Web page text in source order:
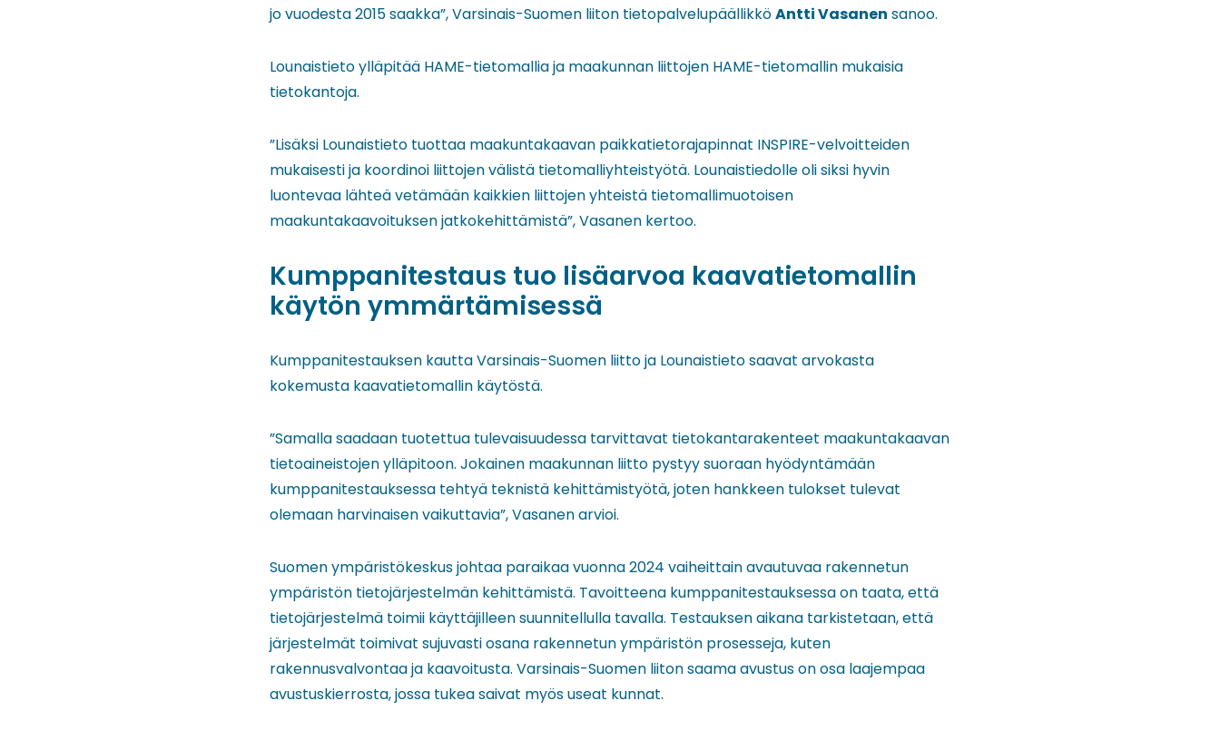
jo vuodesta 2015 saakka”, Varsinais-Suomen liiton tietopalvelupäällikköAntti Vasanen sanoo.
Lounaistieto ylläpitää HAME-tietomallia ja maakunnan liittojen HAME-tietomallin mukaisia
tietokantoja.
”Lisäksi Lounaistieto tuottaa maakuntakaavan paikkatietorajapinnat INSPIRE-velvoitteiden
mukaisesti ja koordinoi liittojen välistä tietomalliyhteistyötä. Lounaistiedolle oli siksi hyvin
luontevaa lähteä vetämään kaikkien liittojen yhteistä tietomallimuotoisen
maakuntakaavoituksen jatkokehittämistä”, Vasanen kertoo.
Kumppanitestaus tuo lisäarvoa kaavatietomallin
käytön ymmärtämisessä
Kumppanitestauksen kautta Varsinais-Suomen liitto ja Lounaistieto saavat arvokasta
kokemusta kaavatietomallin käytöstä.
”Samalla saadaan tuotettua tulevaisuudessa tarvittavat tietokantarakenteet maakuntakaavan
tietoaineistojen ylläpitoon. Jokainen maakunnan liitto pystyy suoraan hyödyntämään
kumppanitestauksessa tehtyä teknistä kehittämistyötä, joten hankkeen tulokset tulevat
olemaan harvinaisen vaikuttavia”, Vasanen arvioi.
Suomen ympäristökeskus johtaa paraikaa vuonna 2024 vaiheittain avautuvaa rakennetun
ympäristön tietojärjestelmän kehittämistä. Tavoitteena kumppanitestauksessa on taata, että
tietojärjestelmä toimii käyttäjilleen suunnitellulla tavalla. Testauksen aikana tarkistetaan, että
järjestelmät toimivat sujuvasti osana rakennetun ympäristön prosesseja, kuten
rakennusvalvontaa ja kaavoitusta. Varsinais-Suomen liiton saama avustus on osa laajempaa
avustuskierrosta, jossa tukea saivat myös useat kunnat.